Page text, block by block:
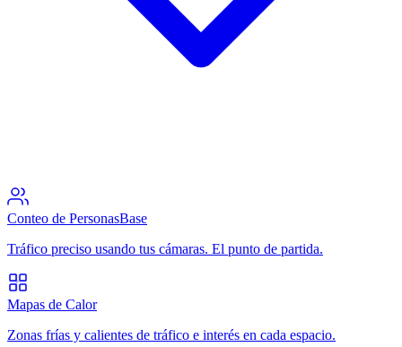
Conteo de PersonasBase
Tráfico preciso usando tus cámaras. El punto de partida.
Mapas de Calor
Zonas frías y calientes de tráfico e interés en cada espacio.